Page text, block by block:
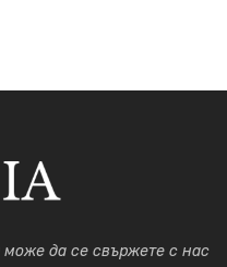
да се свържете с нас